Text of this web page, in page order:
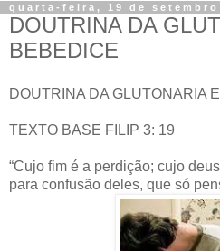
quarta-feira, 19 de setembro
DOUTRINA DA
BEBEDICE
DOUTRINA DA GLUTONARIA
TEXTO BASE FILIP 3: 19
“Cujo fim é a perdição; cujo
para confusão deles, que só